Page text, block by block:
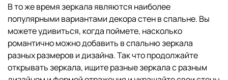
В то же время зеркала являются наиболее
популярными вариантами декора стен в спальне. Вы
можете удивиться, когда поймете, насколько
романтично можно добавить в спальню зеркала
разных размеров и дизайна. Так что продолжайте
открывать зеркала, ищите разные зеркала с разным